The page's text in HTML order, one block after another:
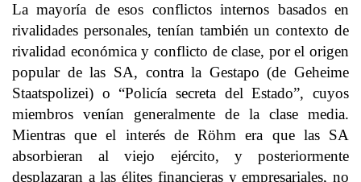
La mayoría de esos conflictos internos basados en
rivalidades personales, tenían también un contexto de
rivalidad económica y conflicto de clase, por el origen
popular de las SA, contra la Gestapo (de Geheime
Staatspolizei) o “Policía secreta del Estado”, cuyos
miembros venían generalmente de la clase media.
Mientras que el interés de Röhm era que las SA
absorbieran al viejo ejército, y posteriormente
desplazaran a las élites financieras y empresariales, no